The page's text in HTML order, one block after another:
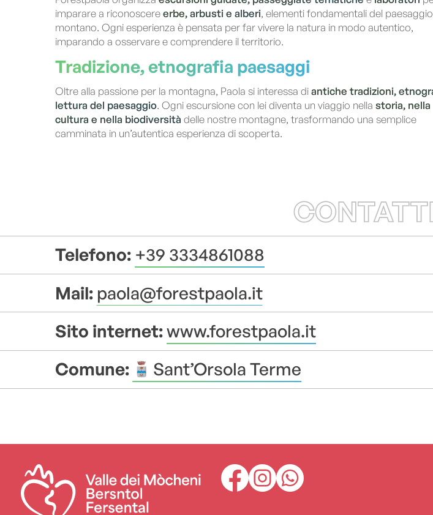
imparare a riconoscereerbe, arbusti e alberi, elementi fondamentali del paesaggio
montano. Ogni esperienza è pensata per far vivere la natura in modo autentico,
imparando a osservare e comprendere il territorio.
Tradizione, etnografia paesaggi
Oltre alla passione per la montagna, Paola si interessa diantiche tradizioni,
lettura del paesaggio. Ogni escursione con lei diventa un viaggio nella storia, nella
cultura e nella biodiversità delle nostre montagne, trasformando una semplice
camminata in un’autentica esperienza di scoperta.
Telefono: +39 3334861088
Mail: paola@forestpaola.it
Sito internet:www.forestpaola.it
Comune:
Sant’Orsola Terme